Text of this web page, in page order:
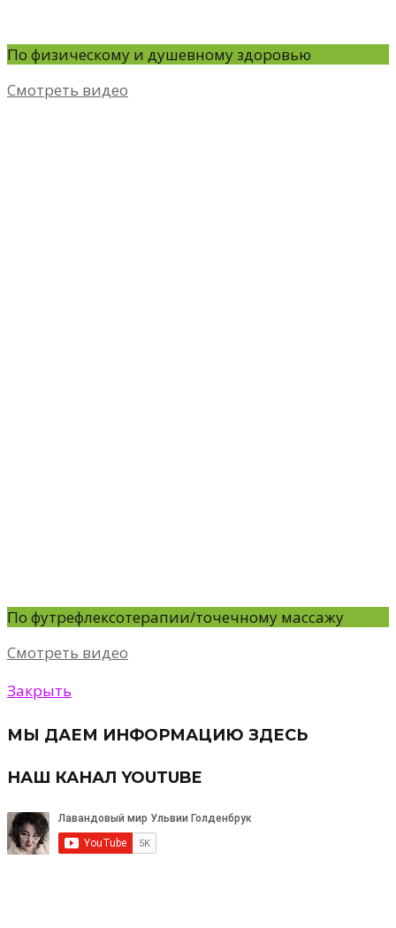
По физическому и душевному здоровью
Смотреть видео
По футрефлексотерапии/точечному массажу
Смотреть видео
Закрыть
МЫ ДАЕМ ИНФОРМАЦИЮ ЗДЕСЬ
НАШ КАНАЛ YOUTUBE